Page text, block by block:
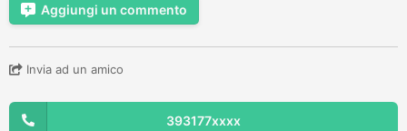
Aggiungi un commento
Invia ad un amico
393177xxxx